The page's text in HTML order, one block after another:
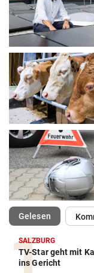
Gelesen
SALZBURG
TV-Star geht mit
ins Gericht